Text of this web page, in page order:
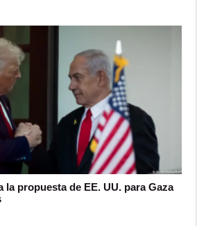
la propuesta de EE. UU. para Gaza